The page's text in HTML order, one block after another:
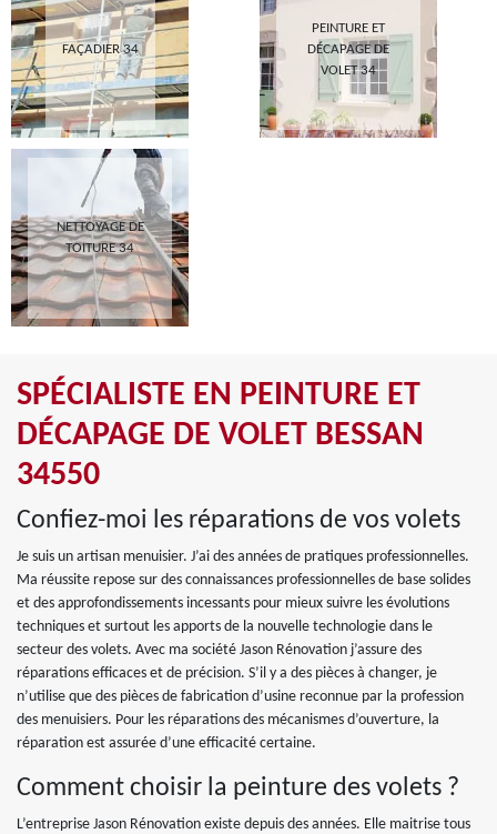
FAÇADIER 34
PEINTURE ET
DÉCAPAGE DE
VOLET 34
NETTOYAGE DE
TOITURE 34
SPÉCIALISTE EN PEINTURE ET
DÉCAPAGE DE VOLET BESSAN
34550
Confiez-moi les réparations de vos volets
Je suis un artisan menuisier. J’ai des années de pratiques professionnelles.
Ma réussite repose sur des connaissances professionnelles de base solides
et des approfondissements incessants pour mieux suivre les évolutions
techniques et surtout les apports de la nouvelle technologie dans le
secteur des volets. Avec ma société Jason Rénovation j’assure des
réparations efficaces et de précision. S’il y a des pièces à changer, je
n’utilise que des pièces de fabrication d’usine reconnue par la profession
des menuisiers. Pour les réparations des mécanismes d’ouverture, la
réparation est assurée d’une efficacité certaine.
Comment choisir la peinture des volets ?
L’entreprise Jason Rénovation existe depuis des années. Elle maitrise tous